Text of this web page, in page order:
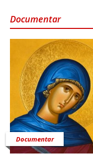
Documentar
Documentar